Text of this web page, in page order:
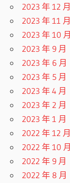
2023 年 12 月
2023 年 11 月
2023 年 10 月
2023 年 9 月
2023 年 6 月
2023 年 5 月
2023 年 4 月
2023 年 2 月
2023 年 1 月
2022 年 12 月
2022 年 10 月
2022 年 9 月
2022 年 8 月